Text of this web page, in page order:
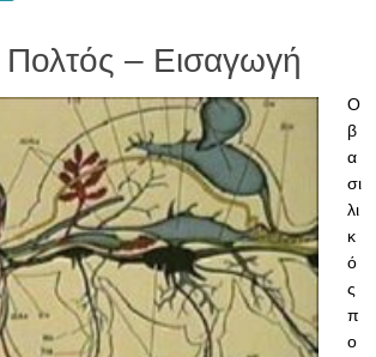
Πολτός – Εισαγωγή
Ο
β
α
σι
λι
κ
ό
ς
π
ο